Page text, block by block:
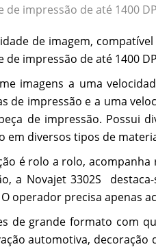
impressão de até 1400
de imagem,
impressão de até 1400
imagens a uma
de impressão e a uma
de impressão. Possui
em diversos tipos de
é rolo a rolo,
a Novajet 3302S
operador precisa apenas
de grande formato com
automotiva,